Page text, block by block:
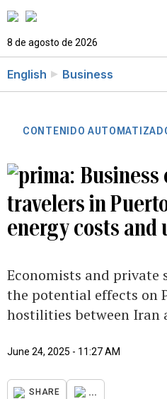
8 de agosto de 2026
English Business
CONTENIDO
Business
travelers in
energy costs
Economists and private
the potential effects on
hostilities between Iran
June 24, 2025 - 11:27 AM
SHARE ...